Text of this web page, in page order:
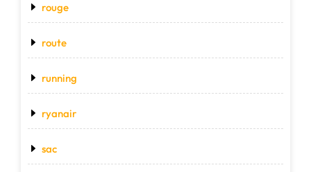
rouge
route
running
ryanair
sac